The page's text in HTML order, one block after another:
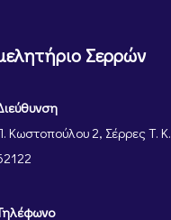
Σερρών
Κωστοπούλου 2, Σέρρες Τ. Κ.